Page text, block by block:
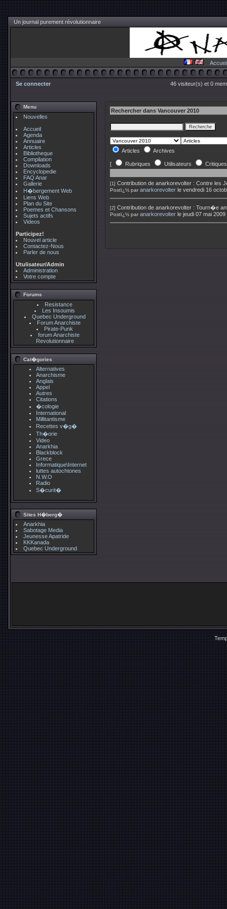
Un journal purement révolutionnaire
Accueil
Se connecter 46 visiteur(s) et 0
Menu
Nouvelles
Accueil
Agenda
Annuaire
Articles
Bibliotheque
Compilation
Downloads
Encyclopedie
FAQ Anar
Gallerie
H�bergement Web
Liens Web
Plan du Site
Poemes et Chansons
Sujets actifs
Videos
Participez!
Nouvel article
Contactez-Nous
Parler de nous
Utulisateur/Admin
Administration
Votre compte
Forums
Resistance
Les Insoumis
Quebec Underground
Forum Anarchiste
Pirate-Punk
forum Anarchiste
Revolutionnaire
Cat�gories
Alternatives
Anarchisme
Anglais
Appel
Autres
Citations
�cologie
International
Millitantisme
Recettes v�g�
Th�orie
Video
Anarkhia
Blackblock
Grece
Informatique\Internet
luttes autochtones
N.W.O
Radio
S�curit�
Sites H�berg�
Anarkhia
Sabotage Media
Jeunesse Apatride
KKKanada
Quebec Underground
Rechercher dans Vancouver 2010
Articles Archives
[ Rubriques Utilisateurs
[1] Contribution de anarkorevolter : Contre les
Postï¿½ par anarkorevolter le vendredi 16
[2] Contribution de anarkorevolter : Tourn�e
Postï¿½ par anarkorevolter le jeudi 07 mai